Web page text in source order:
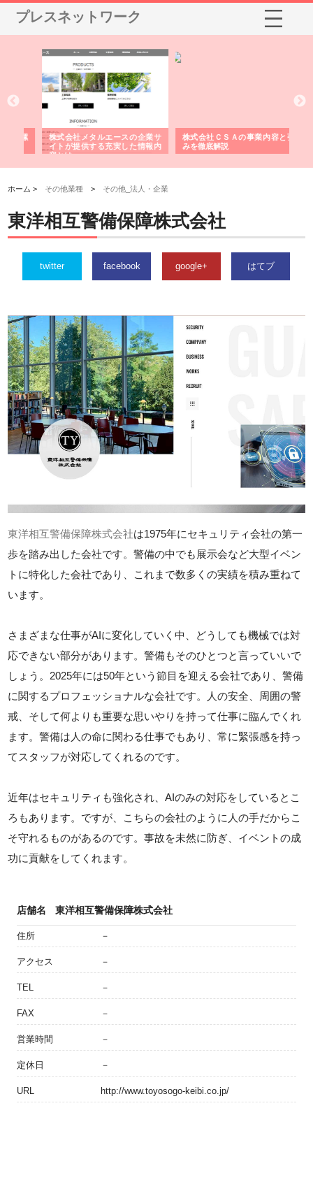
プレスネットワーク
企業サ
株式会社ＣＳＡの事業内容と強
みを徹底解説
株式会社山形道路が手がける舗
装工事と土木技術の全容
ホーム > その他業種 > その他_法人・企業
東洋相互警備保障株式会社
twitter facebook google+ はてブ
東洋相互警備保障株式会社は1975年にセキュリティ会社の第一
歩を踏み出した会社です。警備の中でも展示会など大型イベン
トに特化した会社であり、これまで数多くの実績を積み重ねて
います。
さまざまな仕事がAIに変化していく中、どうしても機械では対
応できない部分があります。警備もそのひとつと言っていいで
しょう。2025年には50年という節目を迎える会社であり、警備
に関するプロフェッショナルな会社です。人の安全、周囲の警
戒、そして何よりも重要な思いやりを持って仕事に臨んでくれ
ます。警備は人の命に関わる仕事でもあり、常に緊張感を持っ
てスタッフが対応してくれるのです。
近年はセキュリティも強化され、AIのみの対応をしているとこ
ろもあります。ですが、こちらの会社のように人の手だからこ
そ守れるものがあるのです。事故を未然に防ぎ、イベントの成
功に貢献をしてくれます。
店舗名 東洋相互警備保障株式会社
住所 －
アクセス －
TEL －
FAX －
営業時間 －
定休日 －
URL http://www.toyosogo-keibi.co.jp/